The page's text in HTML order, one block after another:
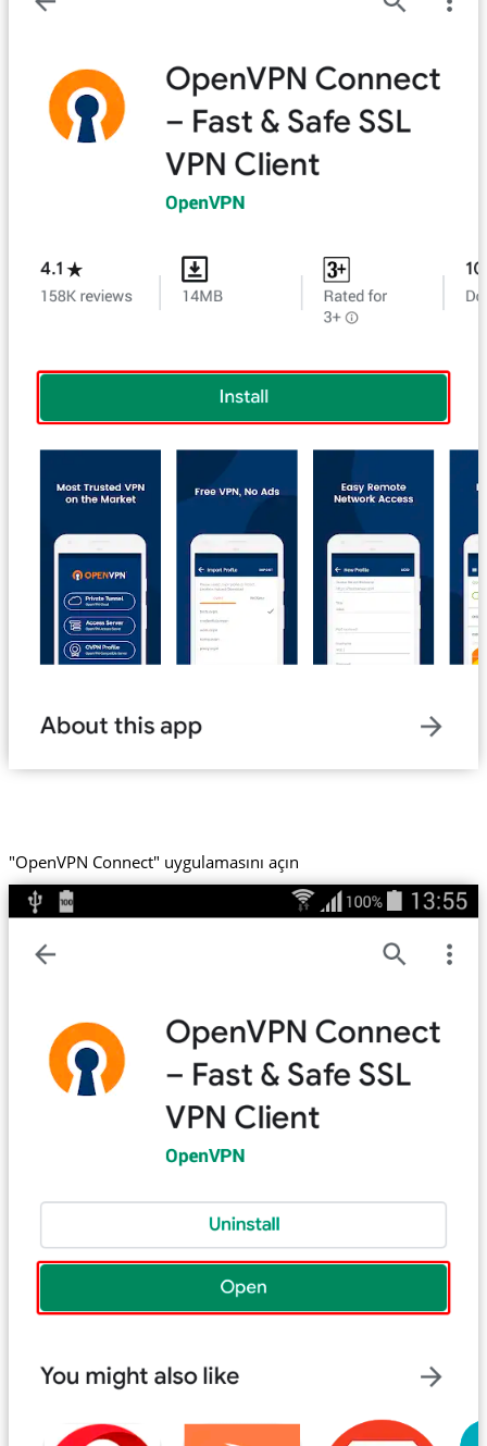
"OpenVPN Connect" uygulamasını açın